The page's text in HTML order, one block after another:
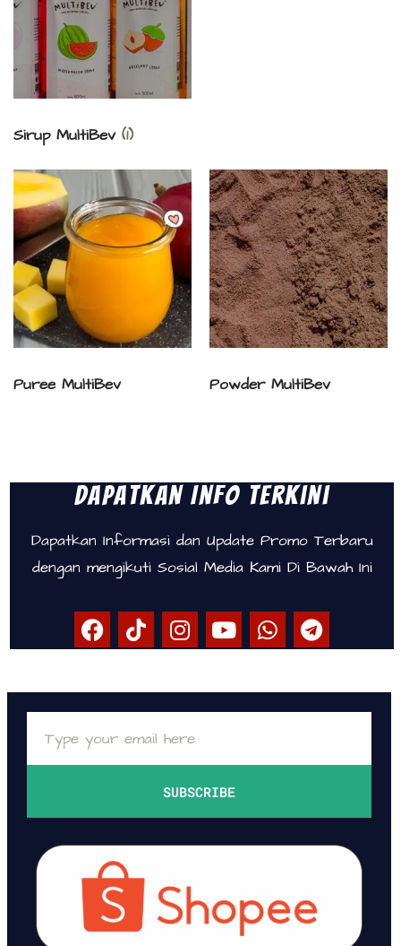
Sirup MultiBev (1)
Puree MultiBev Powder MultiBev
Dapatkan Info Terkini
Dapatkan Informasi dan Update Promo Terbaru
dengan mengikuti Sosial Media Kami Di Bawah Ini
SUBSCRIBE